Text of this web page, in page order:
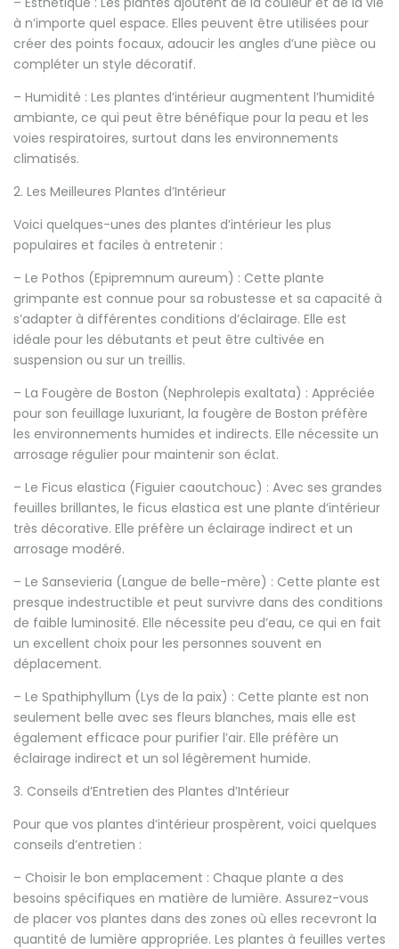
à n’importe quel espace. Elles peuvent être utilisées pour
créer des points focaux, adoucir les angles d’une pièce ou
compléter un style décoratif.
– Humidité : Les plantes d’intérieur augmentent l’humidité
ambiante, ce qui peut être bénéfique pour la peau et les
voies respiratoires, surtout dans les environnements
climatisés.
2. Les Meilleures Plantes d’Intérieur
Voici quelques-unes des plantes d’intérieur les plus
populaires et faciles à entretenir :
– Le Pothos (Epipremnum aureum) : Cette plante
grimpante est connue pour sa robustesse et sa capacité à
s’adapter à différentes conditions d’éclairage. Elle est
idéale pour les débutants et peut être cultivée en
suspension ou sur un treillis.
– La Fougère de Boston (Nephrolepis exaltata) : Appréciée
pour son feuillage luxuriant, la fougère de Boston préfère
les environnements humides et indirects. Elle nécessite un
arrosage régulier pour maintenir son éclat.
– Le Ficus elastica (Figuier caoutchouc) : Avec ses grandes
feuilles brillantes, le ficus elastica est une plante d’intérieur
très décorative. Elle préfère un éclairage indirect et un
arrosage modéré.
– Le Sansevieria (Langue de belle-mère) : Cette plante est
presque indestructible et peut survivre dans des conditions
de faible luminosité. Elle nécessite peu d’eau, ce qui en fait
un excellent choix pour les personnes souvent en
déplacement.
– Le Spathiphyllum (Lys de la paix) : Cette plante est non
seulement belle avec ses fleurs blanches, mais elle est
également efficace pour purifier l’air. Elle préfère un
éclairage indirect et un sol légèrement humide.
3. Conseils d’Entretien des Plantes d’Intérieur
Pour que vos plantes d’intérieur prospèrent, voici quelques
conseils d’entretien :
– Choisir le bon emplacement : Chaque plante a des
besoins spécifiques en matière de lumière. Assurez-vous
de placer vos plantes dans des zones où elles recevront la
quantité de lumière appropriée. Les plantes à feuilles vertes